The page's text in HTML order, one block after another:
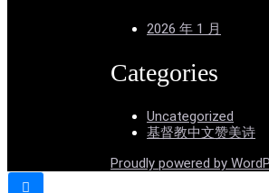
2026 年 1 月
Categories
Uncategorized
基督教中文赞美诗
Proudly powered by